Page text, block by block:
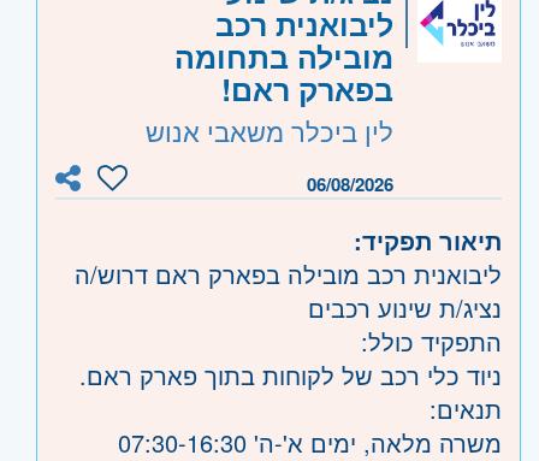
משרה מלאה א-ה 07:30-16:30
ימי ו' לסירוגין 07:30-12:30
אצלנו תקבלו:
קרן השתלמות, ביטוח רפואי פרטי מסובסד,
ארוחות מסובסדות ועוד!
וגבעתיים, בקעת אונו וגבעת שמואל
שרון- חדרה וזכרון יעקב, נתניה ועמק חפר,
רעננה, כפר סבא והוד השרון, ראש העין,
הרצליה ורמת השרון
ליבואנית רכב
מובילה בתחומה
בפארק ראם!
לין ביכלר משאבי אנוש
06/08/2026
תיאור תפקיד:
ליבואנית רכב מובילה בפארק ראם דרוש/ה
נציג/ת שינוע רכבים
התפקיד כולל:
ניוד כלי רכב של לקוחות בתוך פארק ראם.
תנאים:
משרה מלאה, ימים א'-ה' 07:30-16:30